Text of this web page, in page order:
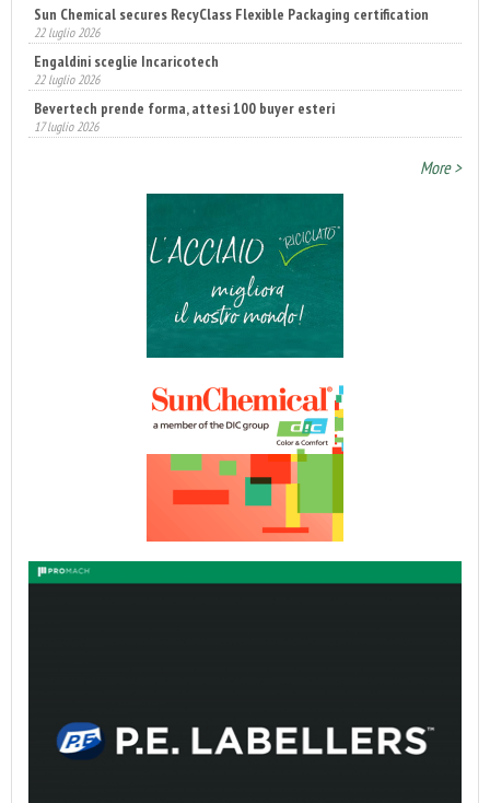
Sun Chemical secures RecyClass Flexible Packaging certification
22 luglio 2026
Engaldini sceglie Incaricotech
22 luglio 2026
Bevertech prende forma, attesi 100 buyer esteri
17 luglio 2026
More >